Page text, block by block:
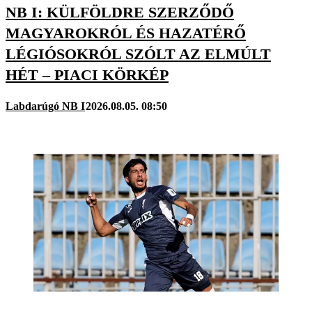
NB I: KÜLFÖLDRE SZERZŐDŐ
MAGYAROKRÓL ÉS HAZATÉRŐ
LÉGIÓSOKRÓL SZÓLT AZ ELMÚLT
HÉT – PIACI KÖRKÉP
Labdarúgó NB I2026.08.05. 08:50